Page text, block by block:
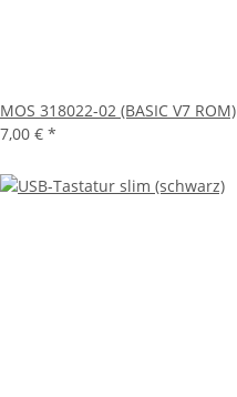
MOS 318022-02 (BASIC V7 ROM)
7,00 € *